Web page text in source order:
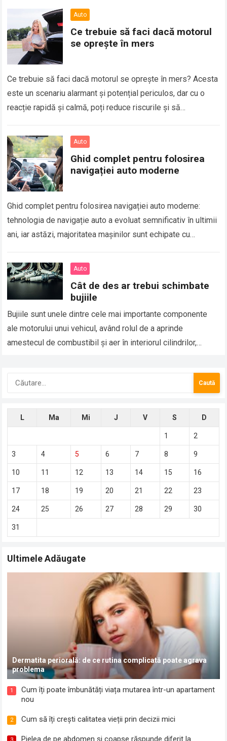
Auto
Ce trebuie să faci dacă motorul
se oprește în mers
Ce trebuie să faci dacă motorul se oprește în mers? Acesta
este un scenariu alarmant și potențial periculos, dar cu o
reacție rapidă și calmă, poți reduce riscurile și să…
Auto
Ghid complet pentru folosirea
navigației auto moderne
Ghid complet pentru folosirea navigației auto moderne:
tehnologia de navigație auto a evoluat semnificativ în ultimii
ani, iar astăzi, majoritatea mașinilor sunt echipate cu
Auto
Cât de des ar trebui schimbate
bujiile
Bujiile sunt unele dintre cele mai importante componente
ale motorului unui vehicul, având rolul de a aprinde
amestecul de combustibil și aer în interiorul cilindrilor,
Caută
după:
L Ma Mi J V S D
1 2
3 4 5 6 7 8 9
10 11 12 13 14 15 16
17 18 19 20 21 22 23
24 25 26 27 28 29 30
31
Ultimele Adăugate
Dermatita periorală: de ce rutina complicată poate agrava
problema
1
Cum îți poate îmbunătăți viața mutarea într-un apartament
nou
2 Cum să îți crești calitatea vieții prin decizii mici
3 Pielea de pe abdomen și coapse răspunde diferit la